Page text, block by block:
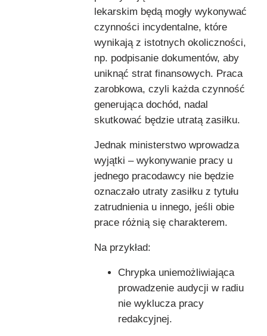
lekarskim będą mogły wykonywać
czynności incydentalne, które
wynikają z istotnych okoliczności,
np. podpisanie dokumentów, aby
uniknąć strat finansowych. Praca
zarobkowa, czyli każda czynność
generująca dochód, nadal
skutkować będzie utratą zasiłku.
Jednak ministerstwo wprowadza
wyjątki – wykonywanie pracy u
jednego pracodawcy nie będzie
oznaczało utraty zasiłku z tytułu
zatrudnienia u innego, jeśli obie
prace różnią się charakterem.
Na przykład:
Chrypka uniemożliwiająca
prowadzenie audycji w radiu
nie wyklucza pracy
redakcyjnej.